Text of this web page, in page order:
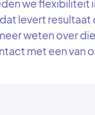
we flexibiliteit
levert
weten over
met een van